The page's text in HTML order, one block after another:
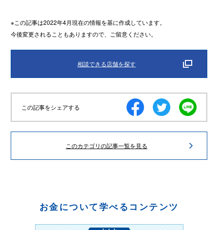
※この記事は2022年4月現在の情報を基に作成しています。
今後変更されることもありますので、ご留意ください。
相談できる店舗を探す
この記事をシェアする
このカテゴリの記事一覧を見る
お金について学べるコンテンツ